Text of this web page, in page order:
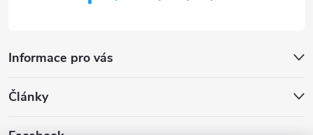
Informace pro vás
Články